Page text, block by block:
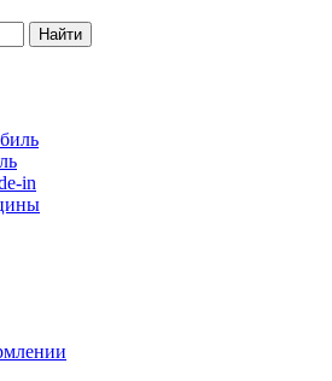
Найти
in